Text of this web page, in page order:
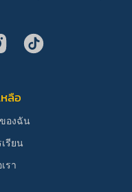
ลือ
องฉัน
รียน
รา